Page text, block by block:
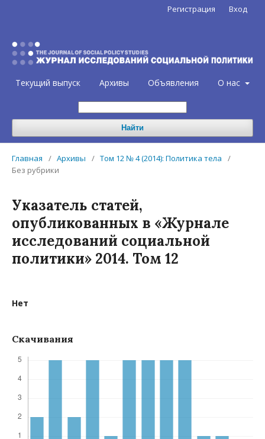
Текущий выпуск Архивы Объявления О нас
Найти
Регистрация Вход
Главная / Архивы / Том 12 № 4 (2014): Политика тела
/
Без рубрики
Указатель статей,
опубликованных в «Журнале
исследований социальной
политики» 2014. Том 12
Нет
Скачивания